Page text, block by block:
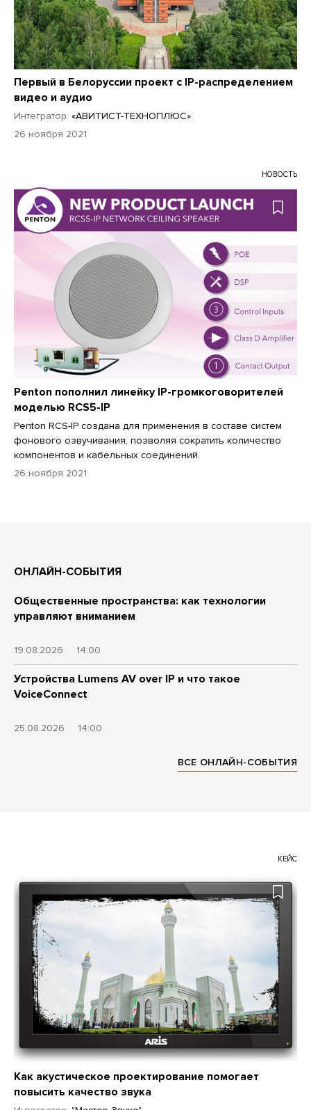
Первый в Белоруссии проект с IP-распределением
видео и аудио
Интегратор: «АВИТИСТ-ТЕХНОПЛЮС»
26 ноября 2021
НОВОСТЬ
Penton пополнил линейку IP-громкоговорителей
моделью RCS5-IP
Penton RCS-IP создана для применения в составе систем
фонового озвучивания, позволяя сократить количество
компонентов и кабельных соединений.
26 ноября 2021
КЕЙС
Как акустическое проектирование помогает
повысить качество звука
ОНЛАЙН-СОБЫТИЯ
Общественные пространства: как технологии
управляют вниманием
19.08.2026 14:00
Устройства Lumens AV over IP и что такое
VoiceConnect
25.08.2026 14:00
ВСЕ ОНЛАЙН-СОБЫТИЯ